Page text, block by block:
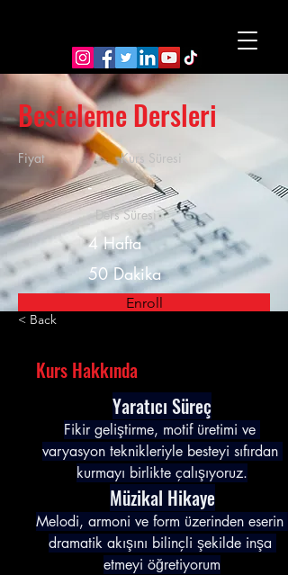
Besteleme Dersleri
Fiyat Kurs Süresi
-
Ders Süresi
4 Hafta
50 Dakika
Enroll
< Back
Kurs Hakkında
Yaratıcı Süreç
Fikir geliştirme, motif üretimi ve
varyasyon teknikleriyle besteyi sıfırdan
kurmayı birlikte çalışıyoruz.
Müzikal Hikaye
Melodi, armoni ve form üzerinden eserin
dramatik akışını bilinçli şekilde inşa
etmeyi öğretiyorum